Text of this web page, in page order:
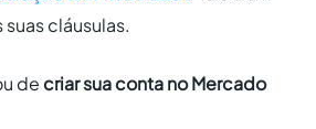
cláusulas.
de criar sua conta no Mercado